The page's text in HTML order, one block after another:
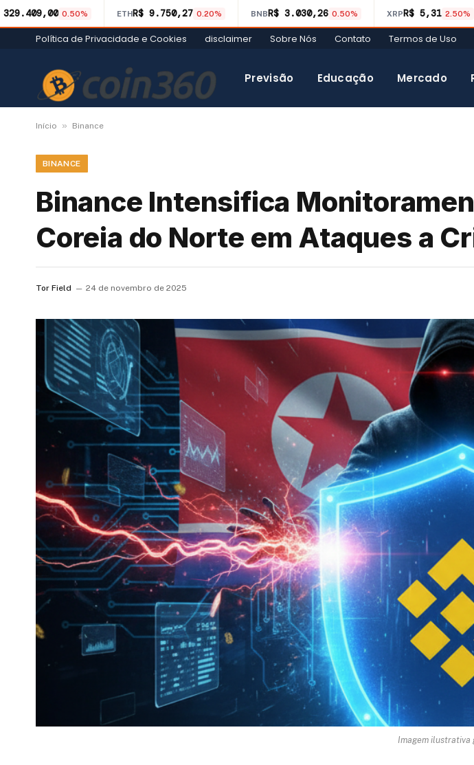
329.409,00 0.50% ETHR$ 9.750,27 0.20% BNBR$ 3.030,26 0.50% XRPR$ 5,31 2.50%
Política de Privacidade e Cookies disclaimer Sobre Nós Contato Termos de Uso
Previsão Educação Mercado
Início » Binance
BINANCE
Binance Intensifica
Coreia do Norte em Ataques a
Tor Field 24 de novembro de 2025
Imagem ilustrativa